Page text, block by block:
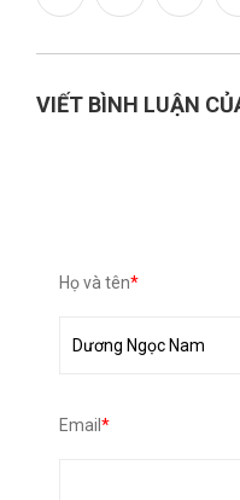
VIẾT BÌNH LUẬN
Họ và tên*
Email*